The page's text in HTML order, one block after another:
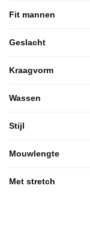
Fit mannen
Geslacht
Kraagvorm
Wassen
Stijl
Mouwlengte
Met stretch